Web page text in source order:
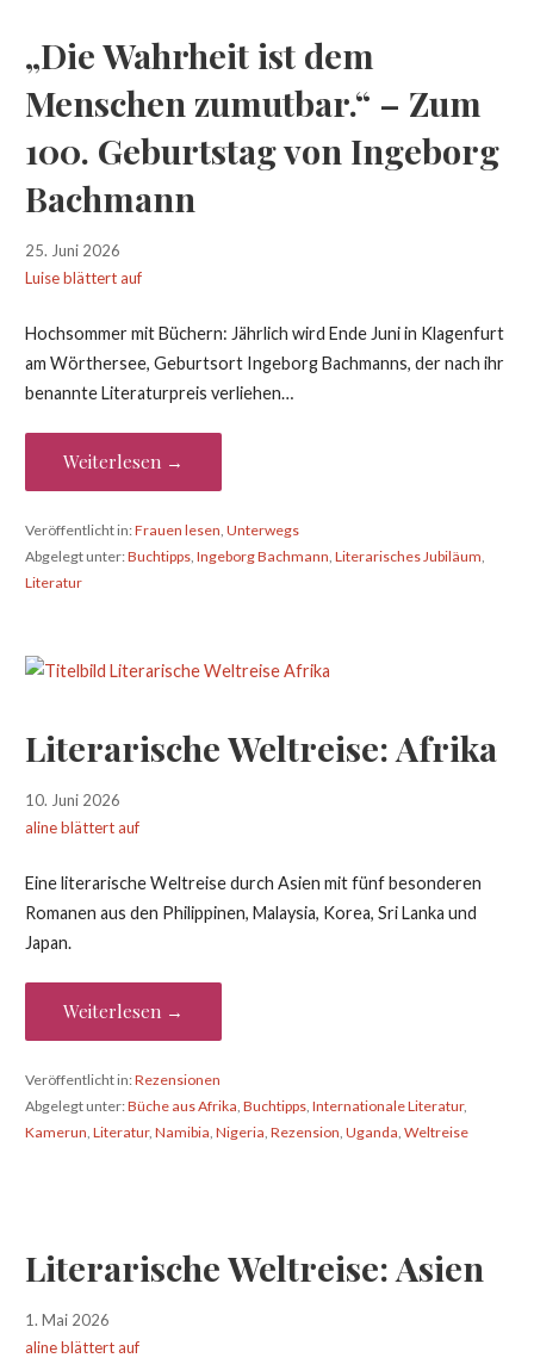
„Die Wahrheit ist dem
Menschen zumutbar.“ – Zum
100. Geburtstag von Ingeborg
Bachmann
25. Juni 2026
Luise blättert auf
Hochsommer mit Büchern: Jährlich wird Ende Juni in Klagenfurt
am Wörthersee, Geburtsort Ingeborg Bachmanns, der nach ihr
benannte Literaturpreis verliehen…
Weiterlesen →
Veröffentlicht in:Frauen lesen Unterwegs
Abgelegt unter:Buchtipps, Ingeborg Bachmann Literarisches Jubiläum
Literatur
Literarische Weltreise: Afrika
10. Juni 2026
aline blättert auf
Eine literarische Weltreise durch Asien mit fünf besonderen
Romanen aus den Philippinen, Malaysia, Korea, Sri Lanka und
Japan.
Weiterlesen →
Veröffentlicht in:Rezensionen
Abgelegt unter:Büche aus Afrika Buchtipps, Internationale Literatur,
Kamerun Literatur, Namibia Nigeria Rezension Uganda Weltreise
Literarische Weltreise: Asien
1. Mai 2026
aline blättert auf